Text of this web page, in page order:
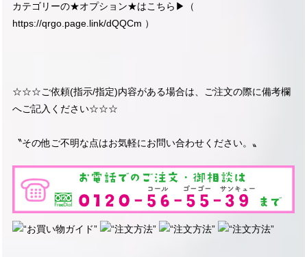
カテゴリーの★オプション★はこちら▶︎（
https://qrgo.page.link/dQQCm ）
☆☆☆ご依頼(指示/指定)内容がある場合は、ご注文の際に備考欄
へご記入ください☆☆☆
〝その他ご不明な点はお気軽にお問い合わせください。〟